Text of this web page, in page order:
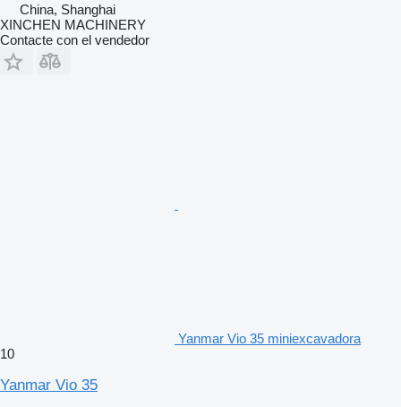
China, Shanghai
XINCHEN MACHINERY
Contacte con el vendedor
Yanmar Vio 35 miniexcavadora
10
Yanmar Vio 35